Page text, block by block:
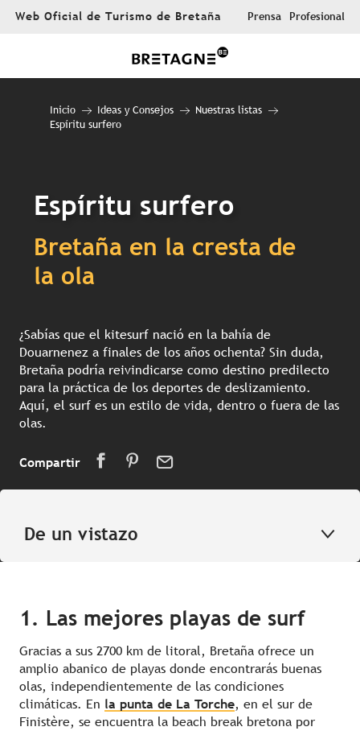
AllerWeb Oficial de Turismo de Bretaña Prensa Profesional
Inicio Ideas y Consejos
Nuestras listas
Espíritu surfero
Espíritu surfero
Bretaña en la cresta de
la ola
¿Sabías que el kitesurf nació en la bahía de
Douarnenez a finales de los años ochenta? Sin duda,
Bretaña podría reivindicarse como destino predilecto
para la práctica de los deportes de deslizamiento.
Aquí, el surf es un estilo de vida, dentro o fuera de las
olas.
Compartir
De un vistazo
1. Las mejores playas de surf
Gracias a sus 2700 km de litoral, Bretaña ofrece un
amplio abanico de playas donde encontrarás buenas
olas, independientemente de las condiciones
climáticas. En la punta de La Torche, en el sur de
Finistère, se encuentra la beach break bretona por